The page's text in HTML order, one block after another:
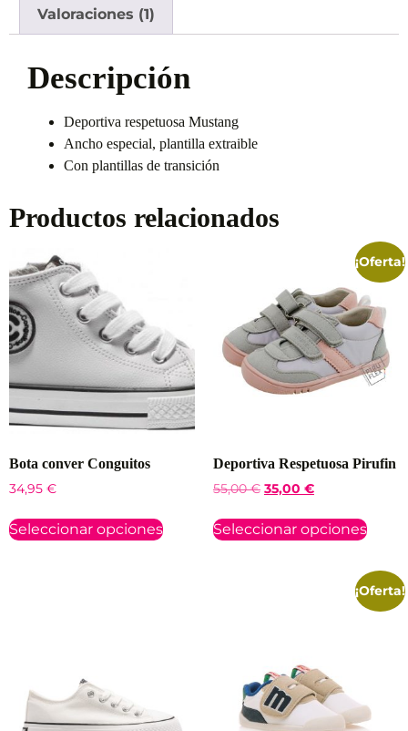
Valoraciones (1)
Descripción
Deportiva respetuosa Mustang
Ancho especial, plantilla extraible
Con plantillas de transición
Productos relacionados
Bota conver Conguitos
34,95 €
Seleccionar opciones
¡Oferta!
Deportiva Respetuosa Pirufin
55,00€ 35,00 €
Seleccionar opciones
¡Oferta!